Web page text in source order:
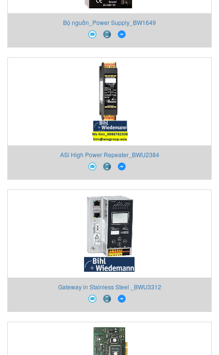
Bộ nguồn_Power Supply_BW1649
ASi High Power Repeater_BWU2384
Gateway in Stainless Steel _BWU3312